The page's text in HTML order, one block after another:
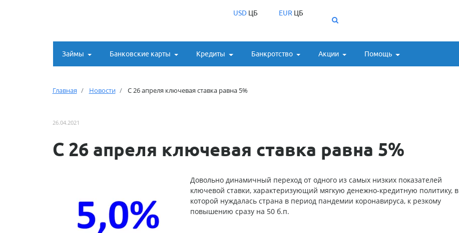
USDЦБ EUR ЦБ
Займы Банковские карты Кредиты Банкротство Акции Помощь
Главная Новости С 26 апреля ключевая ставка равна 5%
26.04.2021
С 26 апреля ключевая ставка равна 5%
Довольно динамичный переход от одного из самых низких показателей
ключевой ставки, характеризующий мягкую денежно-кредитную политику, в
которой нуждалась страна в период пандемии коронавируса, к резкому
повышению сразу на 50 б.п.